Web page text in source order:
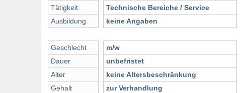
Tätigkeit
Ausbildung
Geschlecht
Dauer
Alter
Gehalt
Technische Bereiche / Service
keine Angaben
m/w
unbefristet
keine Altersbeschränkung
zur Verhandlung